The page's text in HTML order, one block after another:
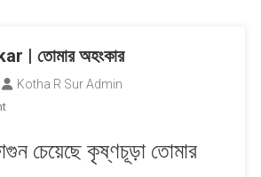
| তোমার অহংকার
Kotha R Sur Admin
On
Ahonkarচেয়েছে কৃষ্ণচূড়া তোমার